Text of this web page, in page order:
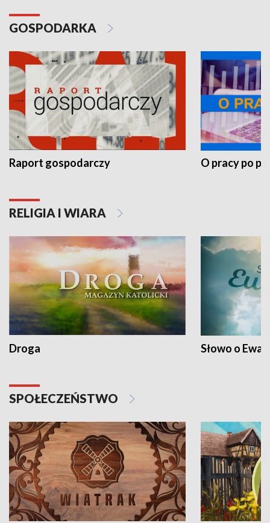
GOSPODARKA
Raport gospodarczy O pracy po
RELIGIA I WIARA
Droga Słowo o
SPOŁECZEŃSTWO